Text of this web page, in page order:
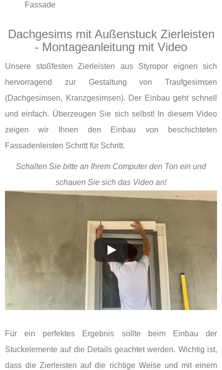
Fassade
Dachgesims mit Außenstuck Zierleisten
- Montageanleitung mit Video
Unsere stoßfesten Zierleisten aus Styropor eignen sich
hervorragend zur Gestaltung von Traufgesimsen
(Dachgesimsen, Kranzgesimsen). Der Einbau geht schnell
und einfach. Überzeugen Sie sich selbst! In diesem Video
zeigen wir Ihnen den Einbau von beschichteten
Fassadenleisten Schritt für Schritt.
Schalten Sie bitte an Ihrem Computer den Ton ein und
schauen Sie sich das Video an!
Für ein perfektes Ergebnis sollte beim Einbau der
Stuckelemente auf die Details geachtet werden. Wichtig ist,
dass die Zierleisten auf die richtige Weise und mit einem